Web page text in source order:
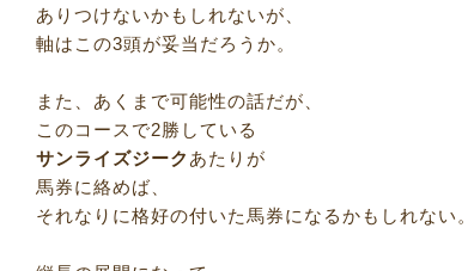
ありつけないかもしれないが、
軸はこの3頭が妥当だろうか。
また、あくまで可能性の話だが、
このコースで2勝している
サンライズジーク あたりが
馬券に絡めば、
それなりに格好の付いた馬券になるかもしれない。